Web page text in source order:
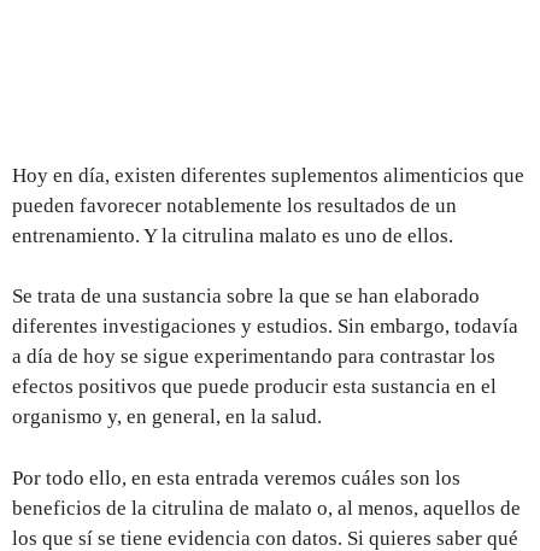
Hoy en día, existen diferentes suplementos alimenticios que
pueden favorecer notablemente los resultados de un
entrenamiento. Y la citrulina malato es uno de ellos.
Se trata de una sustancia sobre la que se han elaborado
diferentes investigaciones y estudios. Sin embargo, todavía
a día de hoy se sigue experimentando para contrastar los
efectos positivos que puede producir esta sustancia en el
organismo y, en general, en la salud.
Por todo ello, en esta entrada veremos cuáles son los
beneficios de la citrulina de malato o, al menos, aquellos de
los que sí se tiene evidencia con datos. Si quieres saber qué